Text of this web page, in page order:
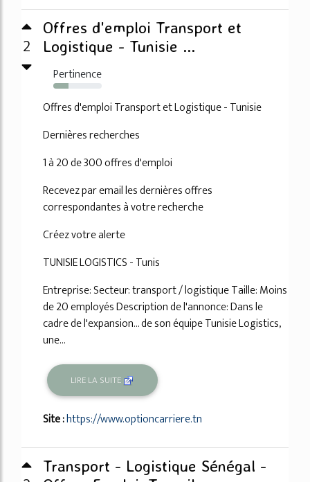
2
Offres d'emploi Transport et
Logistique - Tunisie ...
Pertinence
32%
Offres d'emploi Transport et Logistique - Tunisie
Dernières recherches
1 à 20 de 300 offres d'emploi
Recevez par email les dernières offres
correspondantes à votre recherche
Créez votre alerte
TUNISIE LOGISTICS - Tunis
Entreprise: Secteur: transport / logistique Taille: Moins
de 20 employés Description de l'annonce: Dans le
cadre de l'expansion... de son équipe Tunisie Logistics,
une...
LIRE LA SUITE
Site :https://www.optioncarriere.tn
Transport - Logistique Sénégal -